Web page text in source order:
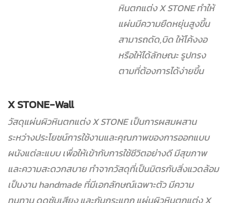
หินตกแต่ง X STONE ทำให้
แผ่นมีความยืดหยุ่นสูงขึ้น
สามารถดัด,บิด ให้โค้งงอ
หรือให้ได้ลักษณะ รูปทรง
ตามที่ต้องการได้ง่ายขึ้น
X STONE-Wall
วัสดุแผ่นผิวหินตกแต่ง X STONE เป็นการผสมผสาน
ระหว่างประโยชน์การใช้งานและคุณภาพของการออกแบบ
ผนังแต่ละแบบ เพื่อให้เข้ากับการใช้ชีวิตอย่างดี มีสุขภาพ
และความสะดวกสบายทำจากวัสดุที่เป็นมิตรกับสิ่งแวดล้อม
เป็นงาน handmade ที่มีเอกลักษณ์เฉพาะตัว มีความ
ทนทาน ดูดซับเสียง และกันกระแทกแผ่นผิวหินตกแต่ง X